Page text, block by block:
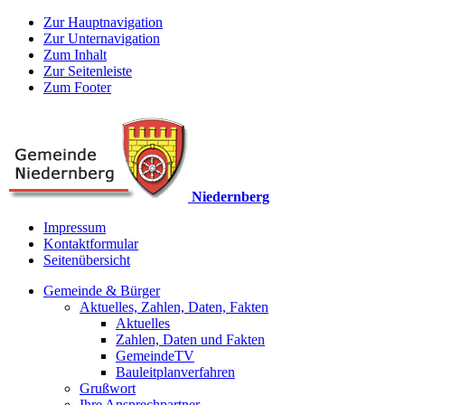
Zur Hauptnavigation
Zur Unternavigation
Zum Inhalt
Zur Seitenleiste
Zum Footer
Niedernberg
Impressum
Kontaktformular
Seitenübersicht
Gemeinde & Bürger
Aktuelles, Zahlen, Daten, Fakten
Aktuelles
Zahlen, Daten und Fakten
GemeindeTV
Bauleitplanverfahren
Grußwort